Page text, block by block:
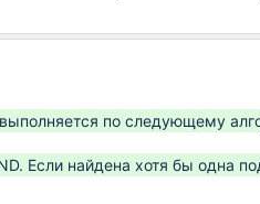
по следующему
Если найдена хотя бы одна